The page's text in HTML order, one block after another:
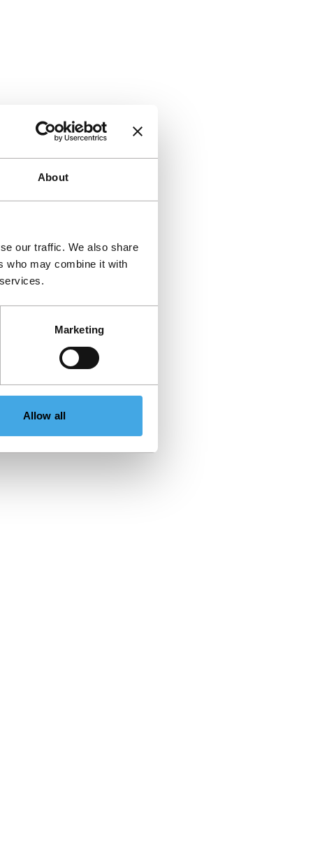
About
our traffic. We also share
who may combine it with
Marketing
Allow all